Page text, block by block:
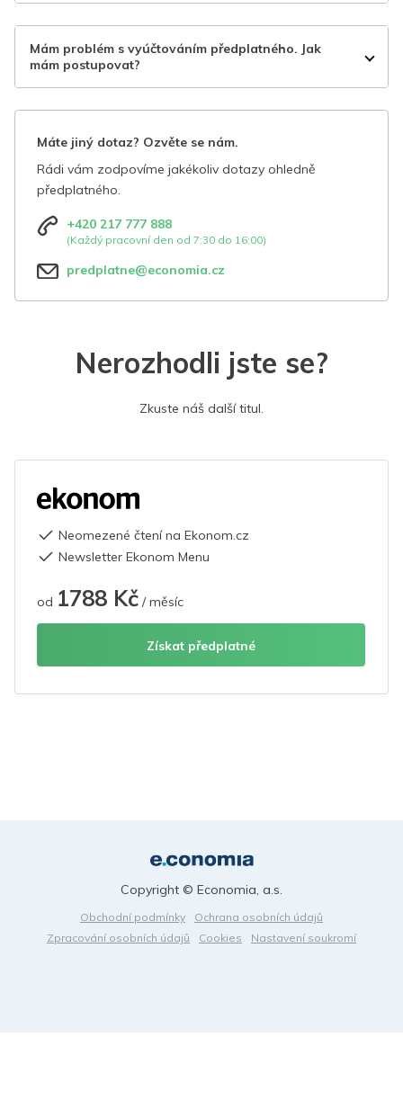
Mám problém s vyúčtováním předplatného. Jak
mám postupovat?
Máte jiný dotaz? Ozvěte se nám.
Rádi vám zodpovíme jakékoliv dotazy ohledně
předplatného.
+420 217 777 888
(Každý pracovní den od 7:30 do 16:00)
predplatne@economia.cz
Nerozhodli jste se?
Zkuste náš další titul.
Neomezené čtení na Ekonom.cz
Newsletter Ekonom Menu
od 1788 Kč / měsíc
Získat předplatné
Obchodní podmínky
Ochrana osobních údajů
Zpracování osobních údajů
Cookies Nastavení soukromí
Copyright © Economia, a.s.